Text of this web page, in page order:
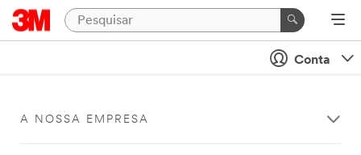
Conta
A NOSSA EMPRESA